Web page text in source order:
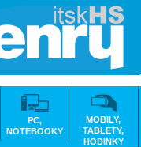
PC,
NOTEBOOKY
MOBILY,
TABLETY,
HODINKY